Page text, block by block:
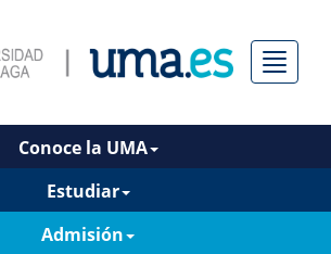
Menú
Conoce la UMA
Estudiar
Admisión